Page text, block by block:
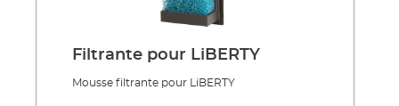
Filtrante pour LiBERTY
Mousse filtrante pour LiBERTY